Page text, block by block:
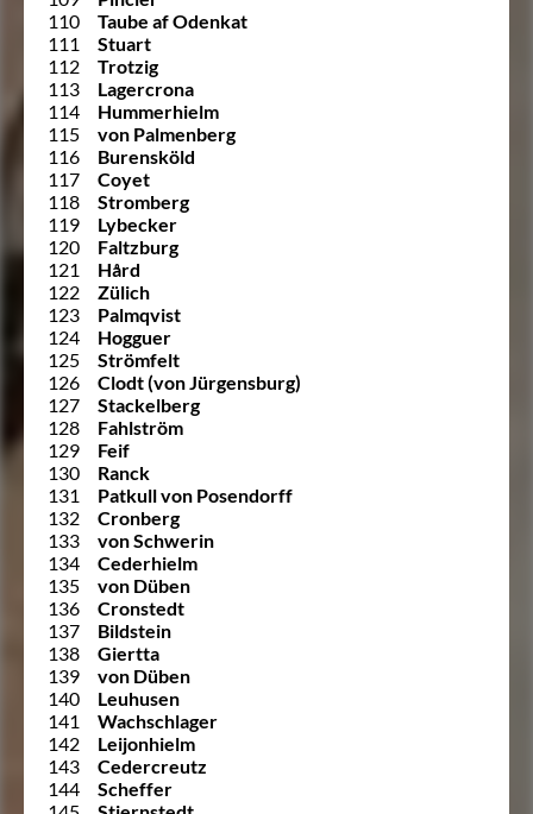
110
Taube af Odenkat
111
Stuart
112
Trotzig
113
Lagercrona
114
Hummerhielm
115
von Palmenberg
116
Burensköld
117
Coyet
118
Stromberg
119
Lybecker
120
Faltzburg
121
Hård
122
Zülich
123
Palmqvist
124
Hogguer
125
Strömfelt
126
Clodt (von Jürgensburg)
127
Stackelberg
128
Fahlström
129
Feif
130
Ranck
131
Patkull von Posendorff
132
Cronberg
133
von Schwerin
134
Cederhielm
135
von Düben
136
Cronstedt
137
Bildstein
138
Giertta
139
von Düben
140
Leuhusen
141
Wachschlager
142
Leijonhielm
143
Cedercreutz
144
Scheffer